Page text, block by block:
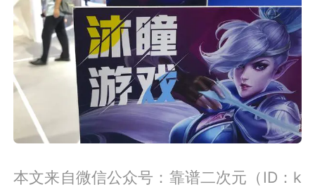
本文来自微信公众号： 靠谱二次元（ID：k